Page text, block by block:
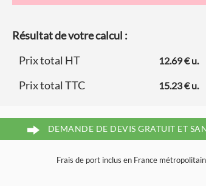
Résultat de votre calcul :
Prix total HT
12.69 € u.
Prix total TTC 15.23 € u.
DEMANDE DE DEVIS GRATUIT ET
Frais de port inclus en France